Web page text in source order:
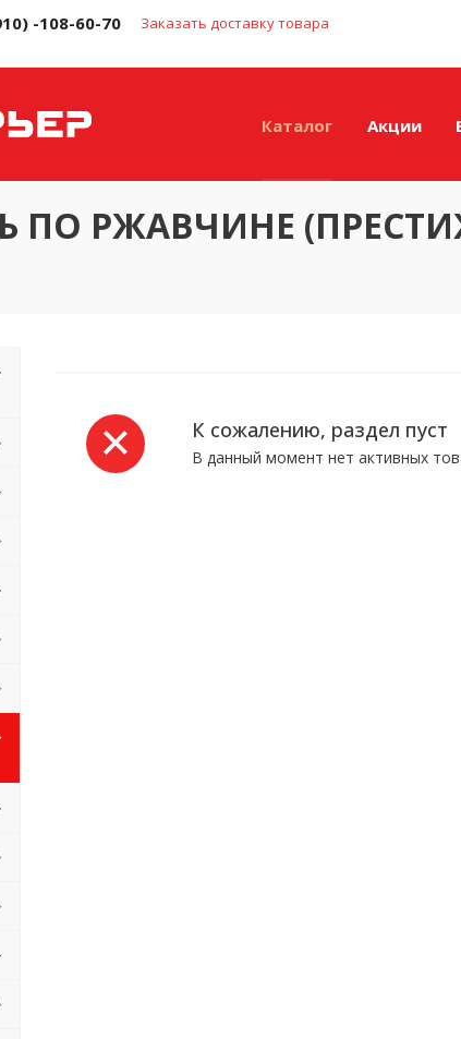
-108-60-70 Заказать доставку товара
Каталог Акции
ПО РЖАВЧИНЕ
К сожалению, раздел пуст
В данный момент нет активных